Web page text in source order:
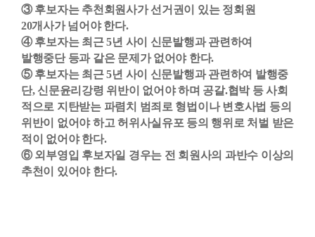
③ 후보자는 추천회원사가 선거권이 있는 정회원
20개사가 넘어야 한다.
④ 후보자는 최근5년 사이 신문발행과 관련하여
발행중단 등과 같은 문제가 없어야 한다.
⑤ 후보자는 최근5년 사이 신문발행과 관련하여 발행중
단, 신문윤리강령 위반이 없어야 하며 공갈.협박 등 사회
적으로 지탄받는 파렴치 범죄로 형법이나 변호사법 등의
위반이 없어야 하고 허위사실유포 등의 행위로 처벌 받은
적이 없어야 한다.
⑥ 외부영입 후보자일 경우는 전 회원사의 과반수 이상의
추천이 있어야 한다.